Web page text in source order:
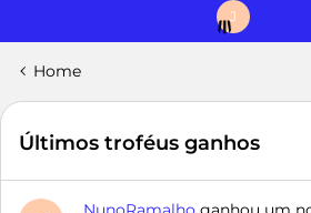
J
Home
Últimos troféus ganhos